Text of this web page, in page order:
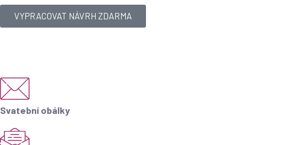
VYPRACOVAT NÁVRH ZDARMA
Svatební obálky